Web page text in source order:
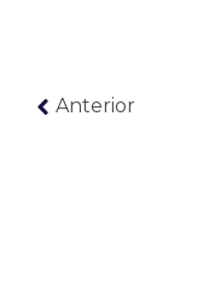
Anterior